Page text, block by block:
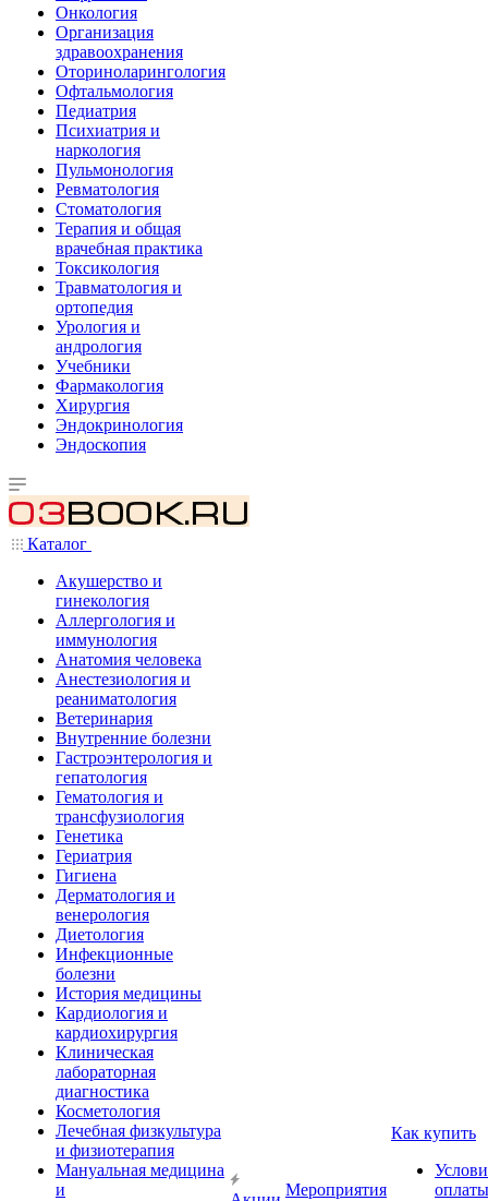
Онкология
Организация
здравоохранения
Оториноларингология
Офтальмология
Педиатрия
Психиатрия и
наркология
Пульмонология
Ревматология
Стоматология
Терапия и общая
врачебная практика
Токсикология
Травматология и
ортопедия
Урология и
андрология
Учебники
Фармакология
Хирургия
Эндокринология
Эндоскопия
Каталог
Акушерство и
гинекология
Аллергология и
иммунология
Анатомия человека
Анестезиология и
реаниматология
Ветеринария
Внутренние болезни
Гастроэнтерология и
гепатология
Гематология и
трансфузиология
Генетика
Гериатрия
Гигиена
Дерматология и
венерология
Диетология
Инфекционные
болезни
История медицины
Кардиология и
кардиохирургия
Клиническая
лабораторная
диагностика
Косметология
Лечебная физкультура
и физиотерапия
Мануальная медицина
и
Мероприятия
Как купить
оплаты